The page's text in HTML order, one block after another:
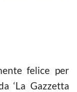
felice per
‘La Gazzetta